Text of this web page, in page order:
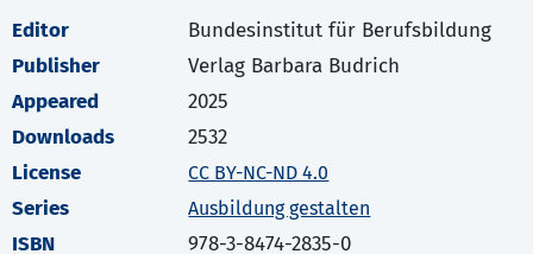
Editor
Bundesinstitut für Berufsbildung
Publisher
Verlag Barbara Budrich
Appeared
2025
Downloads
2532
License
CC BY-NC-ND 4.0
Series Ausbildung gestalten
ISBN 978-3-8474-2835-0